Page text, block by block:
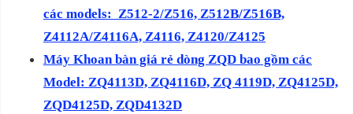
các models: Z512-2/Z516, Z512B/Z516B,
Z4112A/Z4116A, Z4116, Z4120/Z4125
Máy Khoan bàn giá rẻ dòng ZQD bao gồm các
Model: ZQ4113D, ZQ4116D, ZQ 4119D, ZQ4125D,
ZQD4125D, ZQD4132D